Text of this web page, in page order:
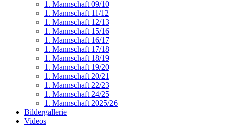
1. Mannschaft 09/10
1. Mannschaft 11/12
1. Mannschaft 12/13
1. Mannschaft 15/16
1. Mannschaft 16/17
1. Mannschaft 17/18
1. Mannschaft 18/19
1. Mannschaft 19/20
1. Mannschaft 20/21
1. Mannschaft 22/23
1. Mannschaft 24/25
1. Mannschaft 2025/26
Bildergallerie
Videos